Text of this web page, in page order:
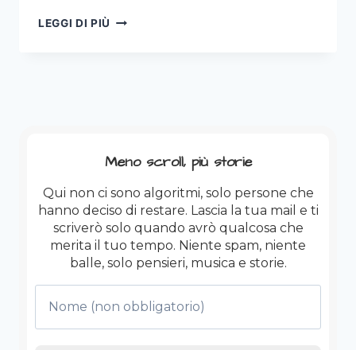
LEGGI DI PIÙ DISARMONICHE
Meno scroll, più storie
Qui non ci sono algoritmi, solo persone che
hanno deciso di restare. Lascia la tua mail e ti
scriverò solo quando avrò qualcosa che
merita il tuo tempo. Niente spam, niente
balle, solo pensieri, musica e storie.